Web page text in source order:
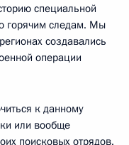
специальной
горячим следам. Мы
создавались
операции
к данному
или вообще
поисковых отрядов.